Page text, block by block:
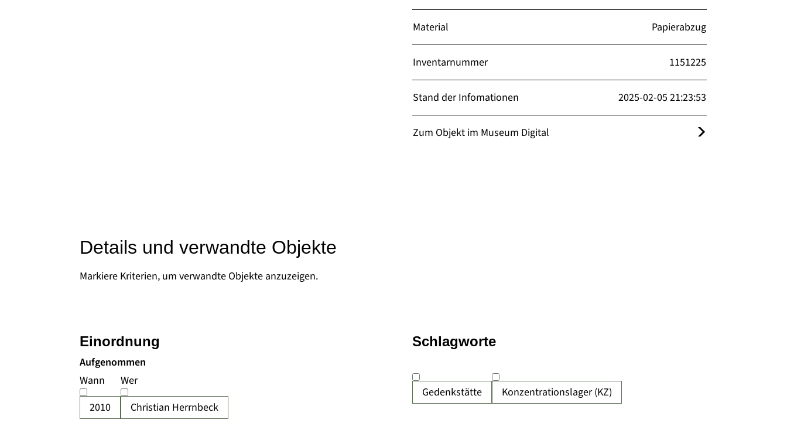
Material Papierabzug
Inventarnummer 1151225
Stand der Infomationen 2025-02-05 21:23:53
Zum Objekt im Museum Digital
Details und verwandte Objekte
Markiere Kriterien, um verwandte Objekte anzuzeigen.
Aufgenommen
Wann
2010
Wer
Christian Herrnbeck
Gedenkstätte Konzentrationslager (KZ)
Einordnung Schlagworte